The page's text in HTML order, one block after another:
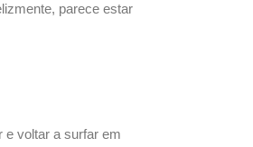
parece estar
e voltar a surfar em